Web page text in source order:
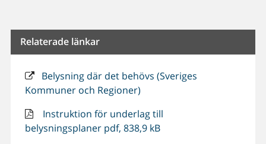
Relaterade länkar
Belysning där det behövs (Sveriges
Kommuner och Regioner)
Instruktion för underlag till
belysningsplaner pdf, 838,9 kB